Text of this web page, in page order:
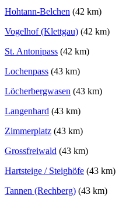
Hohtann-Belchen (42 km)
Vogelhof (Klettgau) (42 km)
St. Antonipass (42 km)
Lochenpass (43 km)
Löcherbergwasen (43 km)
Langenhard (43 km)
Zimmerplatz (43 km)
Grossfreiwald (43 km)
Hartsteige / Steighöfe (43 km)
Tannen (Rechberg) (43 km)